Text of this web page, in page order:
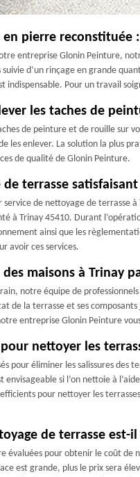
en pierre reconstituée
entreprise Glonin Peinture,
suivie d’un rinçage en grande
indispensable. Pour un travail
les taches de
de peinture et de rouille sur
les enlever. La solution la plus
de qualité de Glonin Peinture.
terrasse
service de nettoyage de terrasse
à Trinay 45410. Durant
ainsi que les
avoir ces services.
des maisons à Trinay
notre équipe de
de la terrasse et ses
entreprise Glonin Peinture
nettoyer les
pour éliminer les salissures des
envisageable si l’on nettoie à
pour nettoyer les
de terrasse est-il
évaluées pour obtenir le coût
est grande, plus le prix sera